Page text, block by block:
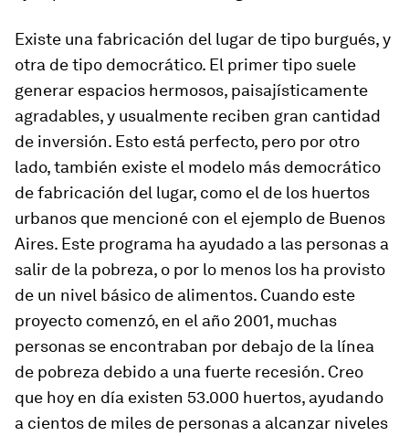
Existe una fabricación del lugar de tipo burgués, y
otra de tipo democrático. El primer tipo suele
generar espacios hermosos, paisajísticamente
agradables, y usualmente reciben gran cantidad
de inversión. Esto está perfecto, pero por otro
lado, también existe el modelo más democrático
defabricación del lugar, como el de los huertos
urbanos que mencioné con el ejemplo de Buenos
Aires. Este programa ha ayudado a las personas a
salir de la pobreza, o por lo menos los ha provisto
de un nivel básico de alimentos. Cuando este
proyecto comenzó, en el año 2001, muchas
personas se encontraban por debajo de la línea
de pobreza debido a una fuerte recesión. Creo
que hoy en día existen 53.000 huertos, ayudando
a cientos de miles de personas a alcanzar niveles